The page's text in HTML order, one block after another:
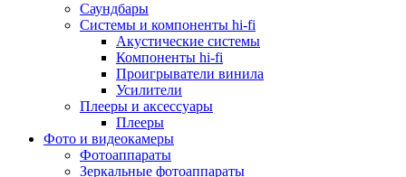
Смартфоны
Планшетные устройства
Смарт-часы
Сотовые телефоны
Планшеты для рисования
Электронные книги
Аксессуары для смартфонов и планшетов
Внешние аккумуляторы
Гарнитуры для телефонов
Держатели и подставки
Док станции
Саундбары
Системы и компоненты hi-fi
Акустические системы
Компоненты hi-fi
Проигрыватели винила
Усилители
Плееры и аксессуары
Плееры
Фото и видеокамеры
Фотоаппараты
Зеркальные фотоаппараты